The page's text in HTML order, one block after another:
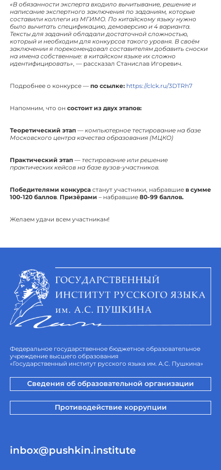
«В обязанности эксперта входило вычитывание, решение и
написание экспертного заключения по заданиям, которые
составили коллеги из МГИМО. По китайскому языку нужно
было вычитать спецификацию, демоверсию и 4 варианта.
Тексты для заданий обладали достаточной сложностью,
который и необходим для конкурсов такого уровня. В своём
заключении я порекомендовал составителям добавить сноски
на имена собственные: в китайском языке их сложно
идентифицировать», — рассказал Станислав Игоревич.
Подробнее о конкурсе — по ссылке: https://clck.ru/3DTRh7
Напомним, что он состоит из двух этапов:
Теоретический этап — компьютерное тестирование на базе
Московского центра качества образования (МЦКО)
Практический этап — тестирование или решение
практических кейсов на базе вузов-участников.
Победителями конкурса станут участники, набравшие в сумме
100-120 баллов. Призёрами – набравшие 80-99 баллов.
Желаем удачи всем участникам!
Федеральное государственное бюджетное образовательное
учреждение высшего образования
«Государственный институт русского языка им. А.С. Пушкина»
Сведения об образовательной организации
Противодействие коррупции
inbox@pushkin.institute